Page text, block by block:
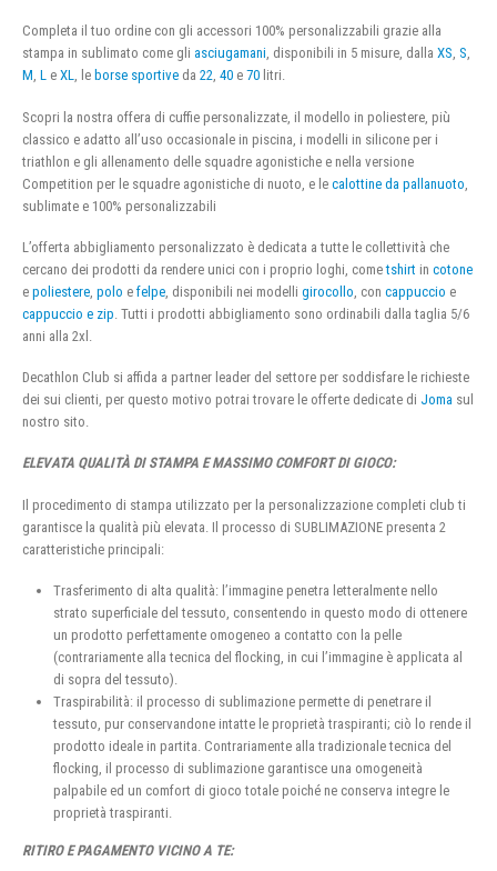
Completa il tuo ordine con gli accessori 100% personalizzabili grazie alla
stampa in sublimato come gli asciugamani, disponibili in 5 misure, dalla XS, S,
M, L e XL, le borse sportive da 22, 40 e 70 litri.
Scopri la nostra offera di cuffie personalizzate, il modello in poliestere, più
classico e adatto all’uso occasionale in piscina, i modelli in silicone per i
triathlon e gli allenamento delle squadre agonistiche e nella versione
Competition per le squadre agonistiche di nuoto, e le calottine da pallanuoto
sublimate e 100% personalizzabili
L’offerta abbigliamento personalizzato è dedicata a tutte le collettività che
cercano dei prodotti da rendere unici con i proprio loghi, cometshirt in cotone
e poliestere polo e felpe , disponibili nei modelli girocollo , con cappuccio e
cappuccio e zip . Tutti i prodotti abbigliamento sono ordinabili dalla taglia 5/6
anni alla 2xl.
Decathlon Club si affida a partner leader del settore per soddisfare le richieste
dei sui clienti, per questo motivo potrai trovare le offerte dedicate di Joma sul
nostro sito.
ELEVATA QUALITÀ DI STAMPA E MASSIMO COMFORT DI GIOCO:
Il procedimento di stampa utilizzato per la personalizzazione completi club ti
garantisce la qualità più elevata. Il processo di SUBLIMAZIONE presenta 2
caratteristiche principali:
Trasferimento di alta qualità: l’immagine penetra letteralmente nello
strato superficiale del tessuto, consentendo in questo modo di ottenere
un prodotto perfettamente omogeneo a contatto con la pelle
(contrariamente alla tecnica del flocking, in cui l’immagine è applicata al
di sopra del tessuto).
Traspirabilità: il processo di sublimazione permette di penetrare il
tessuto, pur conservandone intatte le proprietà traspiranti; ciò lo rende il
prodotto ideale in partita. Contrariamente alla tradizionale tecnica del
flocking, il processo di sublimazione garantisce una omogeneità
palpabile ed un comfort di gioco totale poiché ne conserva integre le
proprietà traspiranti.
RITIRO E PAGAMENTO VICINO A TE: